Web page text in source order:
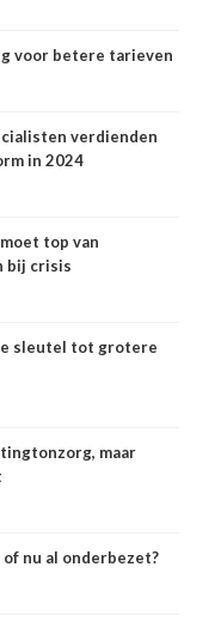
voor betere tarieven
verdienden
in 2024
top van
bij crisis
sleutel tot grotere
maar
nu al onderbezet?